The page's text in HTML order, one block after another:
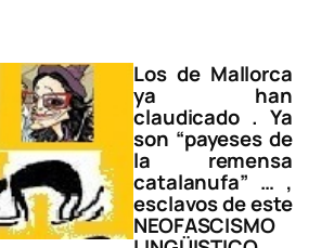
Los de Mallorca
ya han
claudicado . Ya
son “payeses de
la remensa
catalanufa” … ,
esclavos de este
NEOFASCISMO